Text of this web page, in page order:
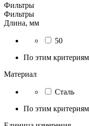
Фильтры
Фильтры
Длина, мм
50
По этим
Материал
Сталь
По этим